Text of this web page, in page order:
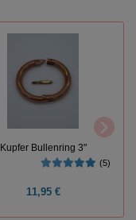
Kupfer Bullenring 3"
(5)
11,95 €